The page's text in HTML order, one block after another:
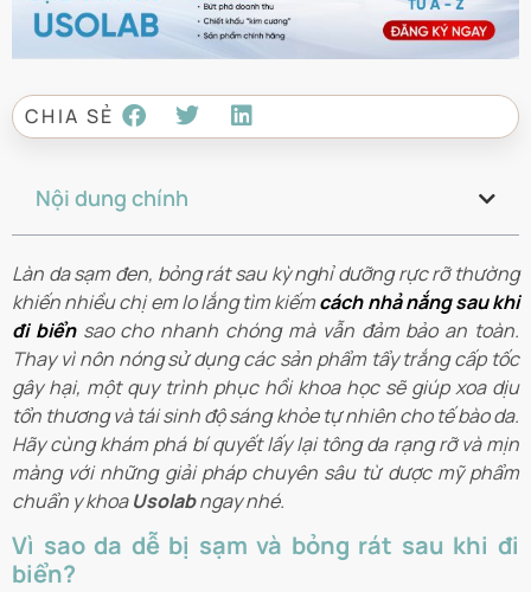
CHIA SẺ
Nội dung chính
Làn da sạm đen, bỏng rát sau kỳ nghỉ dưỡng rực rỡ thường
khiến nhiều chị em lo lắng tìm kiếmcách nhả nắng sau khi
đi biểnsao cho nhanh chóng mà vẫn đảm bảo an toàn.
Thay vì nôn nóng sử dụng các sản phẩm tẩy trắng cấp tốc
gây hại, một quy trình phục hồi khoa học sẽ giúp xoa dịu
tổn thương và tái sinh độ sáng khỏe tự nhiên cho tế bào da.
Hãy cùng khám phá bí quyết lấy lại tông da rạng rỡ và mịn
màng với những giải pháp chuyên sâu từ dược mỹ phẩm
chuẩn y khoaUsolabngay nhé.
Vì sao da dễ bị sạm và bỏng rát sau khi đi
biển?